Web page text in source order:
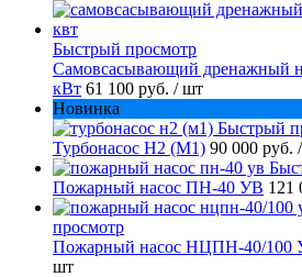
Быстрый просмотр
Самовсасывающий дренажный
кВт 61 100 руб. / шт
Новинка
Быстрый
Турбонасос Н2 (М1) 90 000 руб.
Пожарный насос ПН-40 УВ 121
просмотр
Пожарный насос НЦПН-40/100
шт